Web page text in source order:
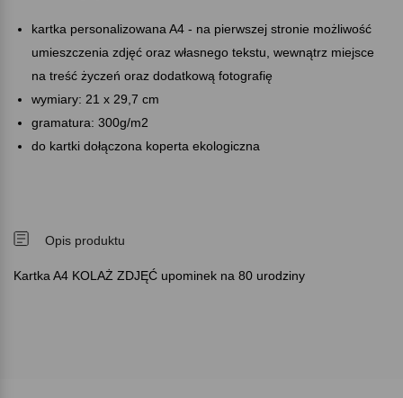
kartka personalizowana A4 - na pierwszej stronie możliwość
umieszczenia zdjęć oraz własnego tekstu, wewnątrz miejsce
na treść życzeń oraz dodatkową fotografię
wymiary: 21 x 29,7 cm
gramatura: 300g/m2
do kartki dołączona koperta ekologiczna
Opis produktu
Kartka A4 KOLAŻ ZDJĘĆ upominek na 80 urodziny